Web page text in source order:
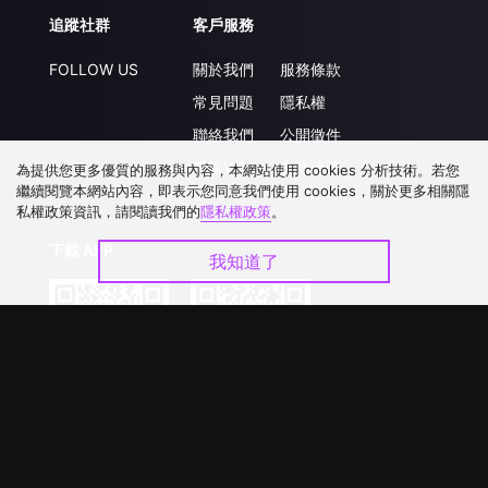
追蹤社群
FOLLOW US
客戶服務
關於我們
常見問題
聯絡我們
升級VIP
服務條款
隱私權
公開徵件
合作洽談
為提供您更多優質的服務與內容，本網站使用 cookies 分析技術。若您
繼續閱覽本網站內容，即表示您同意我們使用 cookies，關於更多相關隱
私權政策資訊，請閱讀我們的隱私權政策。
我知道了